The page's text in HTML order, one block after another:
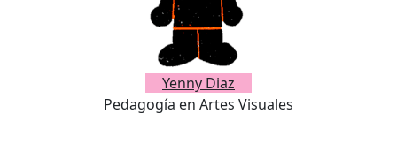
Yenny Diaz
Pedagogía en Artes Visuales